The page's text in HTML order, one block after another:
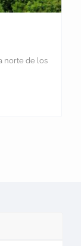
norte de los